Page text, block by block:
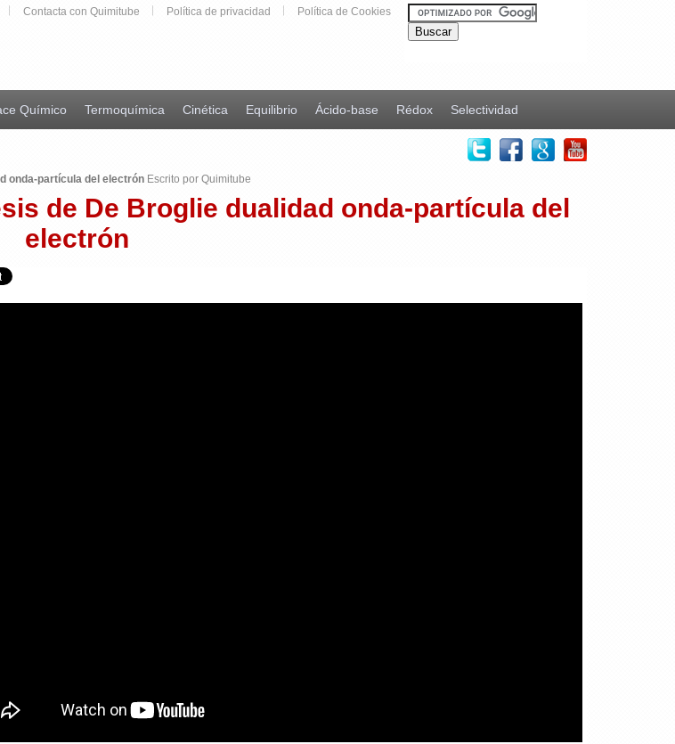
Contacta con Quimitube Política de privacidad Política de Cookies
Químico Termoquímica Cinética Equilibrio Ácido-base Rédox Selectividad
onda-partícula del electrónEscrito por Quimitube
de De Broglie dualidad onda-partícula del
electrón